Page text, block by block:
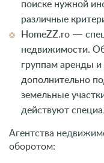
поиске нужной
различные
HomeZZ.ro —
недвижимости.
группам аренды
дополнительно
земельные
действуют
Агентства
оборотом: